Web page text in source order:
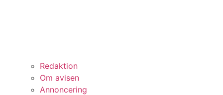
Redaktion
Om avisen
Annoncering